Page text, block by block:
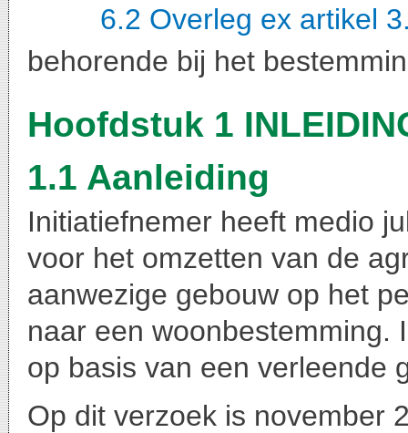
6.2 Overleg ex artikel
behorende bij het
Hoofdstuk 1
1.1 Aanleiding
Initiatiefnemer heeft medio
voor het omzetten van de
aanwezige gebouw op het
naar een woonbestemming.
op basis van een verleende
Op dit verzoek is november